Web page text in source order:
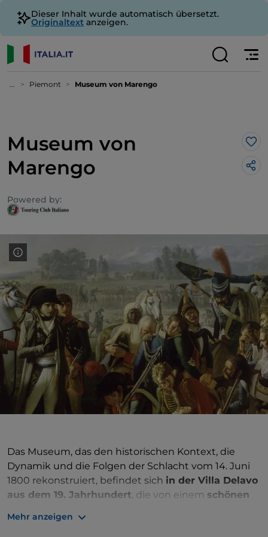
Dieser Inhalt wurde automatisch übersetzt.
Originaltext anzeigen.
... Piemont Museum von Marengo
Museum von
Marengo
Powered by:
Das Museum, das den historischen Kontext, die
Dynamik und die Folgen der Schlacht vom 14. Juni
1800 rekonstruiert, befindet sich in der Villa Delavo
aus dem 19. Jahrhundert, die von einem schönen
aus dem 19. Jahrhundert thront. Vor dem Betreten
Mehr anzeigen